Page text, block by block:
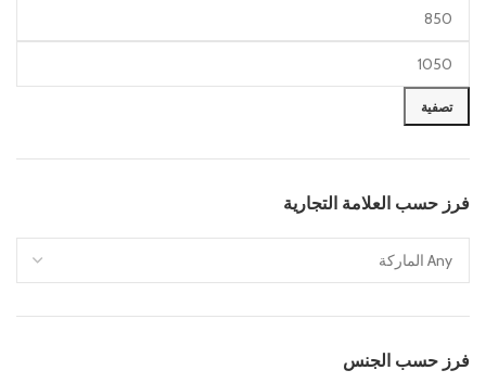
تصفية
فرز حسب العلامة التجارية
فرز حسب الجنس